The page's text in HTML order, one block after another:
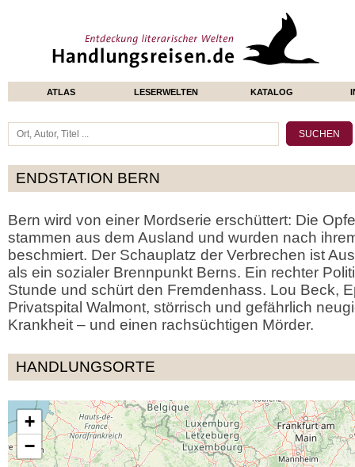
ATLAS LESERWELTEN KATALOG
ENDSTATION BERN
Bern wird von einer Mordserie erschüttert: Die
stammen aus dem Ausland und wurden nach
beschmiert. Der Schauplatz der Verbrechen ist
als ein sozialer Brennpunkt Berns. Ein rechter
Stunde und schürt den Fremdenhass. Lou Beck,
Privatspital Walmont, störrisch und gefährlich
Krankheit – und einen rachsüchtigen Mörder.
HANDLUNGSORTE
+
−